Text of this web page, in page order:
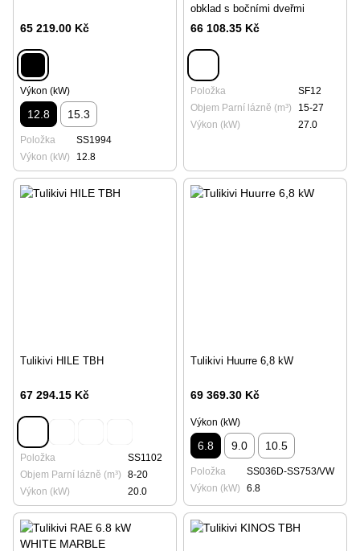
65 219.00 Kč
Výkon (kW)
12.8 15.3
Položka
SS1994
Výkon (kW)
12.8
obklad s bočními dveřmi
66 108.35 Kč
Položka
SF12
Objem Parní lázně (m³)
15-27
Výkon (kW)
27.0
Tulikivi HILE TBH
67 294.15 Kč
Položka
SS1102
Objem Parní lázně (m³)
8-20
Výkon (kW)
20.0
Tulikivi Huurre 6,8 kW
69 369.30 Kč
Výkon (kW)
6.8 9.0 10.5
Položka
SS036D-SS753/VW
Výkon (kW)
6.8